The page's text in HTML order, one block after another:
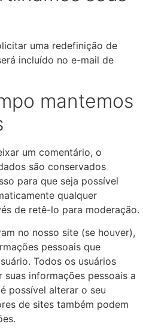
uma redefinição de
incluído no e-mail de
mantemos
um comentário, o
são conservados
para que seja possível
qualquer
de retê-lo para moderação.
no nosso site (se houver),
pessoais que
Todos os usuários
informações pessoais a
possível alterar o seu
de sites também podem